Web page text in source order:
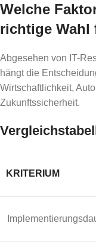
Welche
richtige Wahl
Abgesehen von IT-
hängt die
Wirtschaftlichkeit,
Zukunftssicherheit.
KRITERIUM